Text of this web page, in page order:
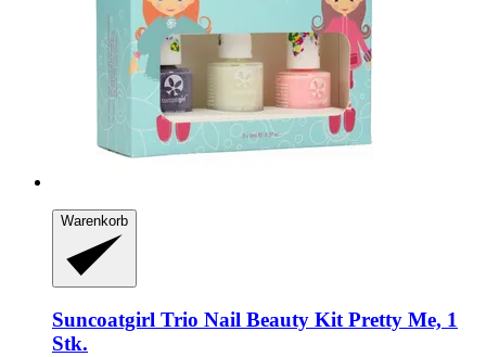
Warenkorb
Suncoatgirl Trio Nail Beauty Kit Pretty Me, 1
Stk.